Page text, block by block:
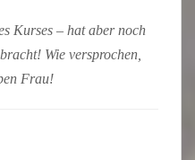
Kurses – hat aber noch
Wie versprochen,
Frau!